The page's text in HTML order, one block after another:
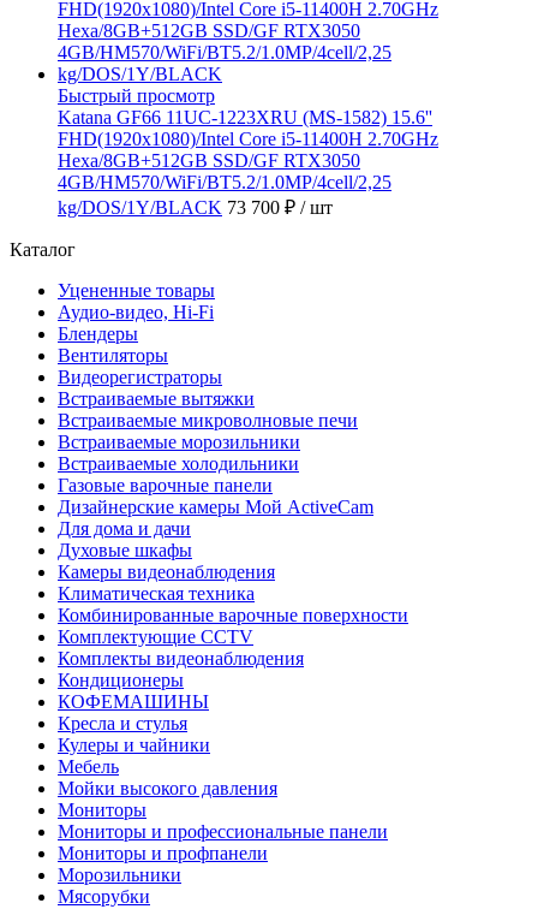
Быстрый просмотр
Katana GF66 11UC-1223XRU (MS-1582) 15.6''
FHD(1920x1080)/Intel Core i5-11400H 2.70GHz
Hexa/8GB+512GB SSD/GF RTX3050
4GB/HM570/WiFi/BT5.2/1.0MP/4cell/2,25
kg/DOS/1Y/BLACK 73 700 ₽ / шт
Каталог
Уцененные товары
Аудио-видео, Hi-Fi
Блендеры
Вентиляторы
Видеорегистраторы
Встраиваемые вытяжки
Встраиваемые микроволновые печи
Встраиваемые морозильники
Встраиваемые холодильники
Газовые варочные панели
Дизайнерские камеры Мой ActiveCam
Для дома и дачи
Духовые шкафы
Камеры видеонаблюдения
Климатическая техника
Комбинированные варочные поверхности
Комплектующие CCTV
Комплекты видеонаблюдения
Кондиционеры
КОФЕМАШИНЫ
Кресла и стулья
Кулеры и чайники
Мебель
Мойки высокого давления
Мониторы
Мониторы и профессиональные панели
Мониторы и профпанели
Морозильники
Мясорубки